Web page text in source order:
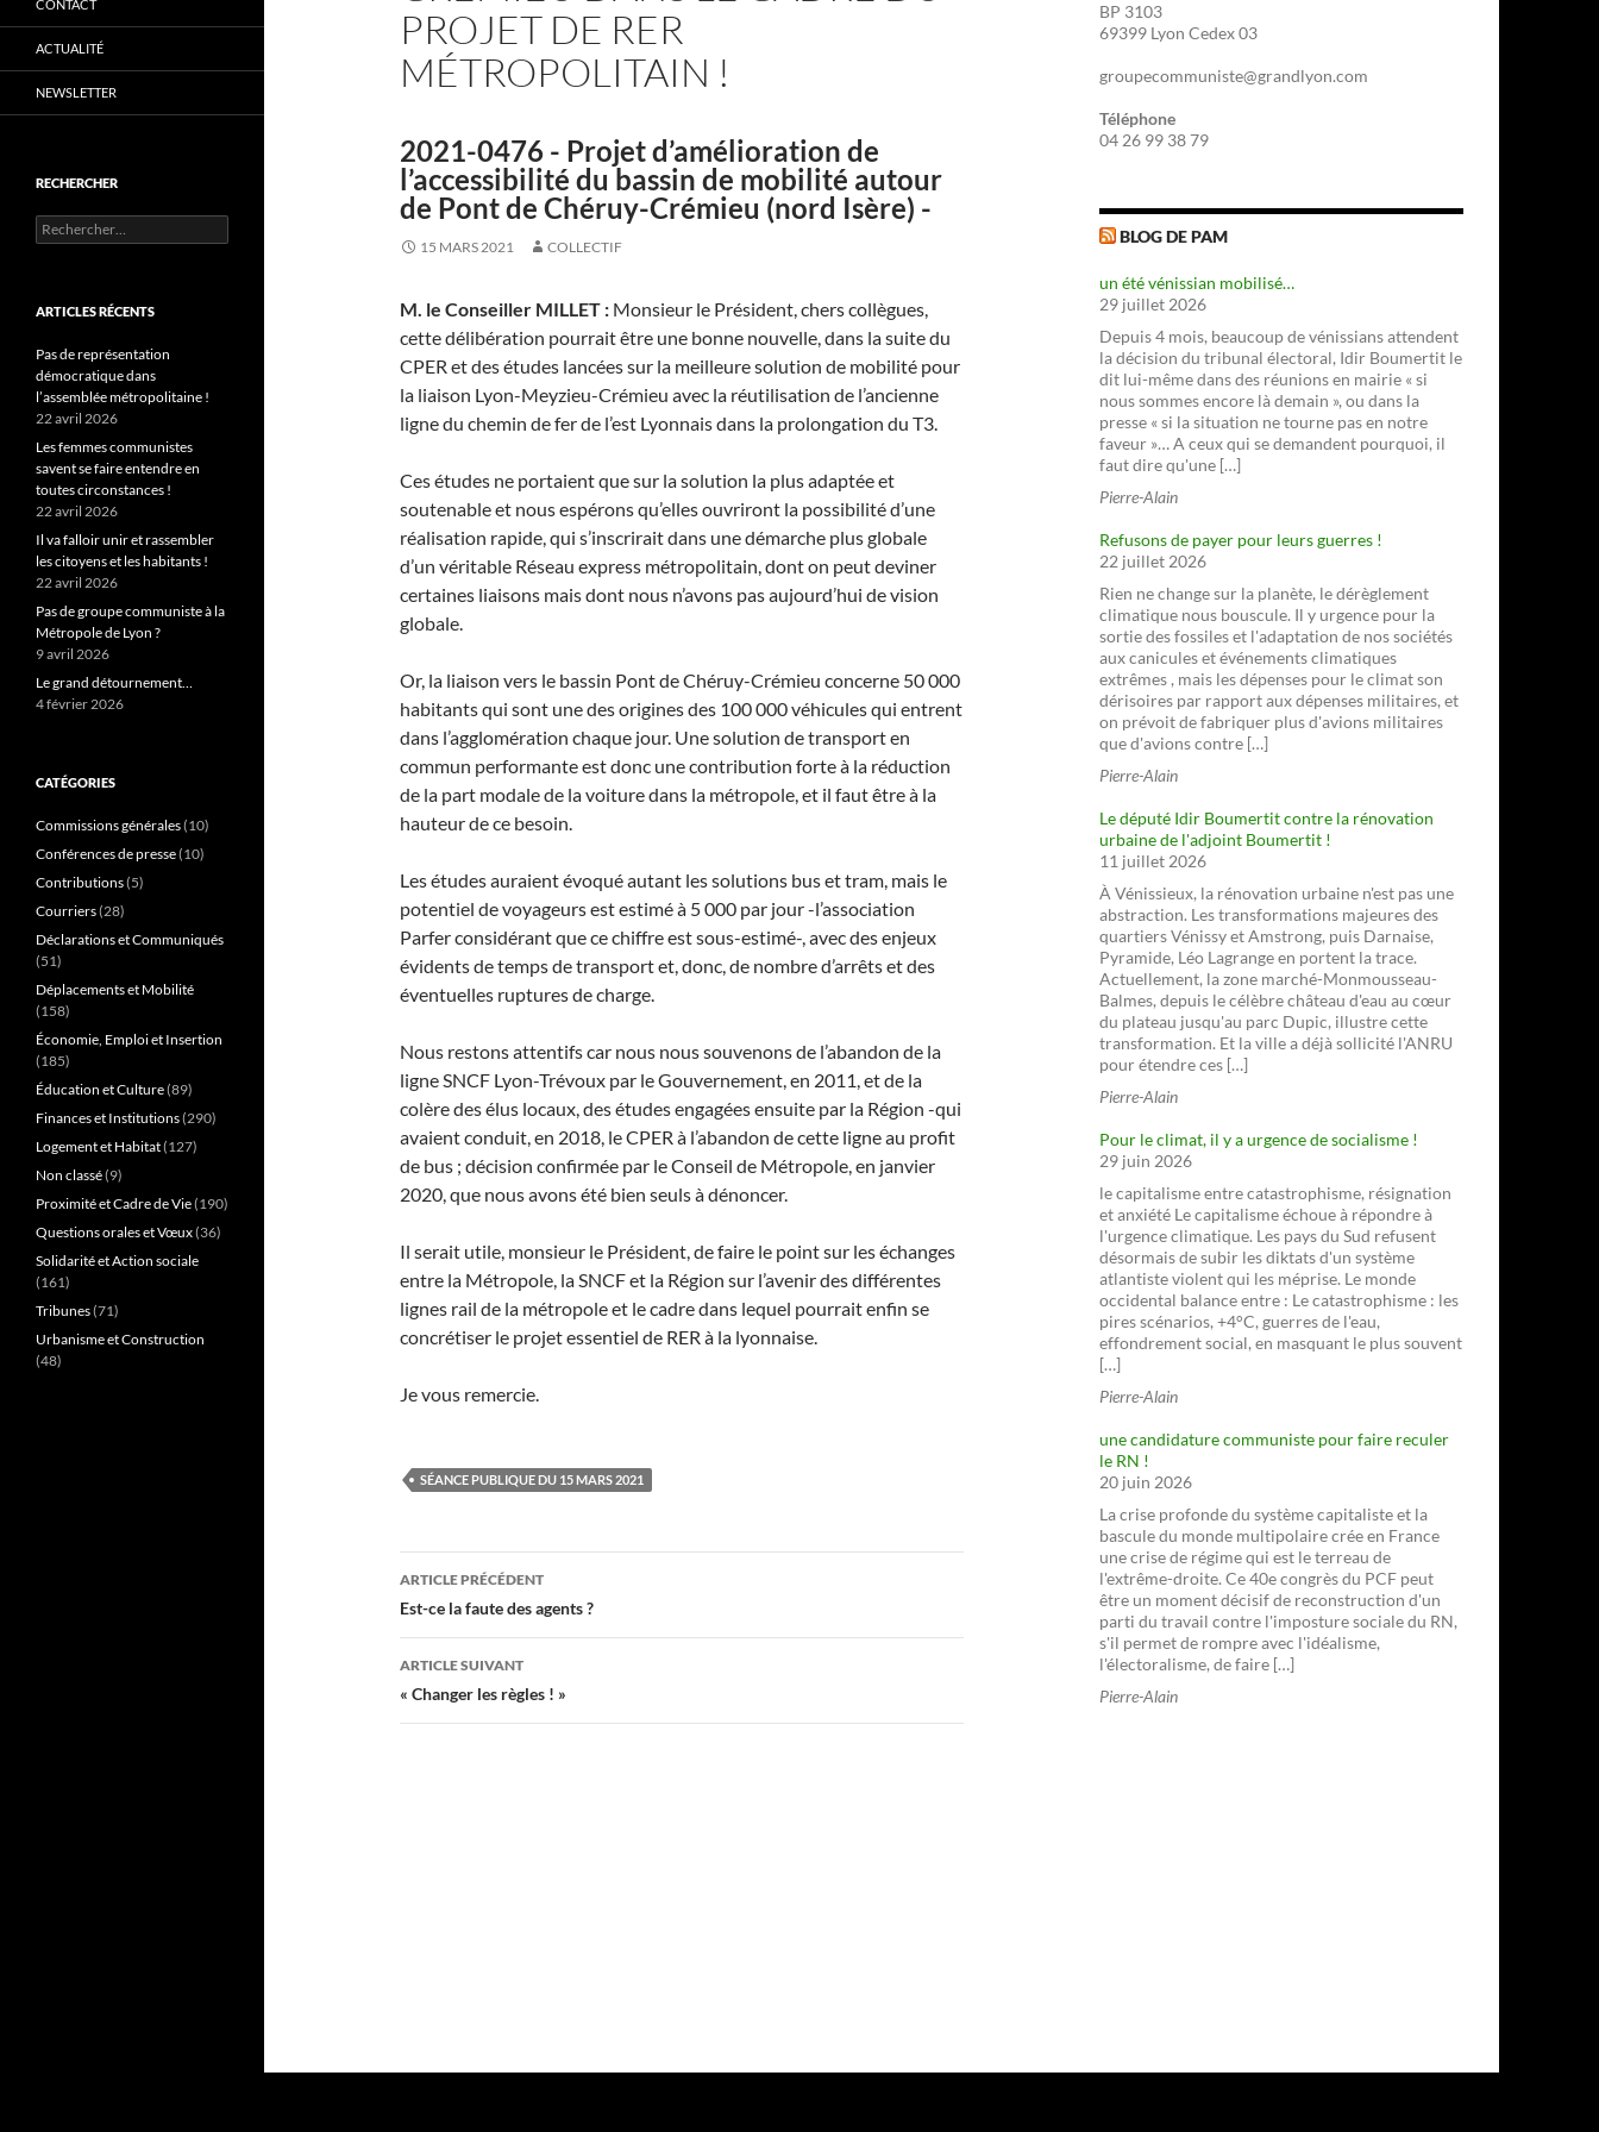
PROJET DE RER
MÉTROPOLITAIN !
2021-0476 - Projet d’amélioration de
l’accessibilité du bassin de mobilité autour
de Pont de Chéruy-Crémieu (nord Isère) -
15 MARS 2021 COLLECTIF
M. le Conseiller MILLET : Monsieur le Président, chers collègues,
cette délibération pourrait être une bonne nouvelle, dans la suite du
CPER et des études lancées sur la meilleure solution de mobilité pour
la liaison Lyon-Meyzieu-Crémieu avec la réutilisation de l’ancienne
ligne du chemin de fer de l’est Lyonnais dans la prolongation du T3.
Ces études ne portaient que sur la solution la plus adaptée et
soutenable et nous espérons qu’elles ouvriront la possibilité d’une
réalisation rapide, qui s’inscrirait dans une démarche plus globale
d’un véritable Réseau express métropolitain, dont on peut deviner
certaines liaisons mais dont nous n’avons pas aujourd’hui de vision
globale.
Or, la liaison vers le bassin Pont de Chéruy-Crémieu concerne 50 000
habitants qui sont une des origines des 100 000 véhicules qui entrent
dans l’agglomération chaque jour. Une solution de transport en
commun performante est donc une contribution forte à la réduction
de la part modale de la voiture dans la métropole, et il faut être à la
hauteur de ce besoin.
Les études auraient évoqué autant les solutions bus et tram, mais le
potentiel de voyageurs est estimé à 5 000 par jour -l’association
Parfer considérant que ce chiffre est sous-estimé-, avec des enjeux
évidents de temps de transport et, donc, de nombre d’arrêts et des
éventuelles ruptures de charge.
Nous restons attentifs car nous nous souvenons de l’abandon de la
ligne SNCF Lyon-Trévoux par le Gouvernement, en 2011, et de la
colère des élus locaux, des études engagées ensuite par la Région -qui
avaient conduit, en 2018, le CPER à l’abandon de cette ligne au profit
de bus ; décision confirmée par le Conseil de Métropole, en janvier
2020, que nous avons été bien seuls à dénoncer.
Il serait utile, monsieur le Président, de faire le point sur les échanges
entre la Métropole, la SNCF et la Région sur l’avenir des différentes
lignes rail de la métropole et le cadre dans lequel pourrait enfin se
concrétiser le projet essentiel de RER à la lyonnaise.
Je vous remercie.
SÉANCE PUBLIQUE DU 15 MARS 2021
Navigation
des
articles
ARTICLE PRÉCÉDENT
Est-ce la faute des agents ?
ARTICLE SUIVANT
« Changer les règles ! »
BP 3103
69399 Lyon Cedex 03
groupecommuniste@grandlyon.com
Téléphone
04 26 99 38 79
BLOG DE PAM
un été vénissian mobilisé…
29 juillet 2026
Depuis 4 mois, beaucoup de vénissians attendent
la décision du tribunal électoral, Idir Boumertit le
dit lui-même dans des réunions en mairie « si
nous sommes encore là demain », ou dans la
presse « si la situation ne tourne pas en notre
faveur »… A ceux qui se demandent pourquoi, il
faut dire qu'une […]
Pierre-Alain
Refusons de payer pour leurs guerres !
22 juillet 2026
Rien ne change sur la planète, le dérèglement
climatique nous bouscule. Il y urgence pour la
sortie des fossiles et l'adaptation de nos sociétés
aux canicules et événements climatiques
extrêmes , mais les dépenses pour le climat son
dérisoires par rapport aux dépenses militaires, et
on prévoit de fabriquer plus d'avions militaires
que d'avions contre […]
Pierre-Alain
Le député Idir Boumertit contre la rénovation
urbaine de l'adjoint Boumertit !
11 juillet 2026
À Vénissieux, la rénovation urbaine n'est pas une
abstraction. Les transformations majeures des
quartiers Vénissy et Amstrong, puis Darnaise,
Pyramide, Léo Lagrange en portent la trace.
Actuellement, la zone marché-Monmousseau-
Balmes, depuis le célèbre château d'eau au cœur
du plateau jusqu'au parc Dupic, illustre cette
transformation. Et la ville a déjà sollicité l'ANRU
pour étendre ces […]
Pierre-Alain
Pour le climat, il y a urgence de socialisme !
29 juin 2026
le capitalisme entre catastrophisme, résignation
et anxiété Le capitalisme échoue à répondre à
l'urgence climatique. Les pays du Sud refusent
désormais de subir les diktats d'un système
atlantiste violent qui les méprise. Le monde
occidental balance entre : Le catastrophisme : les
pires scénarios, +4°C, guerres de l'eau,
effondrement social, en masquant le plus souvent
[…]
Pierre-Alain
une candidature communiste pour faire reculer
le RN !
20 juin 2026
La crise profonde du système capitaliste et la
bascule du monde multipolaire crée en France
une crise de régime qui est le terreau de
l'extrême-droite. Ce 40e congrès du PCF peut
être un moment décisif de reconstruction d'un
parti du travail contre l'imposture sociale du RN,
s'il permet de rompre avec l'idéalisme,
l'électoralisme, de faire […]
Pierre-Alain
CONTACT
ACTUALITÉ
NEWSLETTER
RECHERCHER
Rechercher :
ARTICLES RÉCENTS
Pas de représentation
démocratique dans
l’assemblée métropolitaine !
22 avril 2026
Les femmes communistes
savent se faire entendre en
toutes circonstances !
22 avril 2026
Il va falloir unir et rassembler
les citoyens et les habitants !
22 avril 2026
Pas de groupe communiste à la
Métropole de Lyon ?
9 avril 2026
Le grand détournement…
4 février 2026
CATÉGORIES
Commissions générales(10)
Conférences de presse(10)
Contributions(5)
Courriers(28)
Déclarations et Communiqués
(51)
Déplacements et Mobilité
(158)
Économie, Emploi et Insertion
(185)
Éducation et Culture(89)
Finances et Institutions(290)
Logement et Habitat(127)
Non classé(9)
Proximité et Cadre de Vie(190)
Questions orales et Vœux(36)
Solidarité et Action sociale
(161)
Tribunes(71)
Urbanisme et Construction
(48)